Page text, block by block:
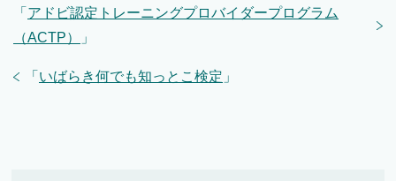
「 アドビ認定トレーニングプロバイダープログラム
（ACTP）
」
「 いばらき何でも知っとこ検定 」